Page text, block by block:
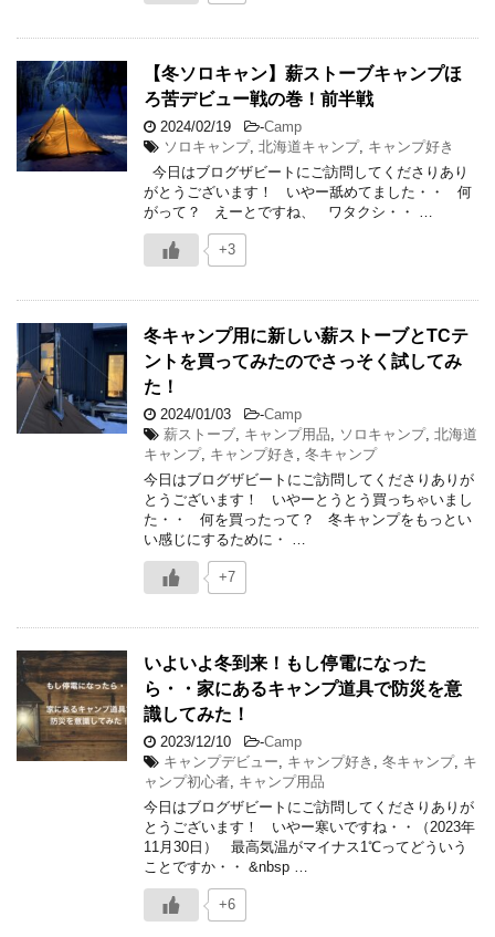
【冬ソロキャン】薪ストーブキャンプほ
ろ苦デビュー戦の巻！前半戦
2024/02/19 -Camp
ソロキャンプ, 北海道キャンプ, キャンプ好き
今日はブログザビートにご訪問してくださりあり
がとうございます！ いやー舐めてました・・ 何
がって？ えーとですね、 ワタクシ・・ …
+3
冬キャンプ用に新しい薪ストーブとTCテ
ントを買ってみたのでさっそく試してみ
た！
2024/01/03 -Camp
薪ストーブ キャンプ用品 ソロキャンプ, 北海道
キャンプ, キャンプ好き
冬キャンプ
今日はブログザビートにご訪問してくださりありが
とうございます！ いやーとうとう買っちゃいまし
た・・ 何を買ったって？ 冬キャンプをもっとい
い感じにするために・ …
+7
いよいよ冬到来！もし停電になった
ら・・家にあるキャンプ道具で防災を意
識してみた！
2023/12/10 -Camp
キャンプデビュー
キャンプ好き 冬キャンプ, キ
ャンプ初心者 キャンプ用品
今日はブログザビートにご訪問してくださりありが
とうございます！ いやー寒いですね・・（2023年
11月30日） 最高気温がマイナス1℃ってどういう
ことですか・・ &nbsp …
+6